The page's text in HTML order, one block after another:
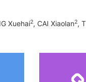
Xuehai2, CAI Xiaolan2,